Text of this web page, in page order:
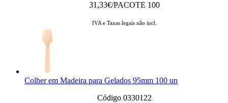
31,33€/PACOTE 100
IVA e Taxas legais não incl.
Colher em Madeira para Gelados 95mm 100 un
Código 0330122